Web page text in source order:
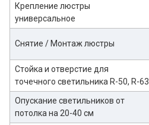
Крепление люстры
универсальное
Снятие / Монтаж люстры
Стойка и отверстие для
точечного светильника R-50, R-63
Опускание светильников от
потолка на 20-40 см